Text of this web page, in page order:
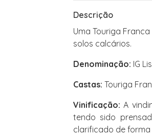
Descrição
Uma Touriga
solos calcários.
Denominação: IG
Castas: Touriga
Vinificação: A
tendo sido
clarificado de forma